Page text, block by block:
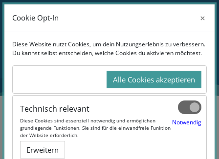
Zum Hauptinhalt
Website-Übersicht
Anmelden
Blöcke
Übersichtaller Kurse
Blöcke
Cookie Opt-In ×
Diese Website nutzt Cookies, um dein Nutzungserlebnis zu verbessern.
Du kannst selbst entscheiden, welche Cookies du aktivieren möchtest.
Alle Cookies akzeptieren
Technisch relevant
Diese Cookies sind essenziell notwendig und ermöglichen
grundlegende Funktionen. Sie sind für die einwandfreie Funktion
der Website erforderlich.
Notwendig
Erweitern
Cookie Opt-In ×
Diese Website nutzt Cookies, um dein Nutzungserlebnis zu verbessern.
Du kannst selbst entscheiden, welche Cookies du aktivieren möchtest.
Alle Cookies akzeptieren
Technisch relevant
Diese Cookies sind essenziell notwendig und ermöglichen
grundlegende Funktionen. Sie sind für die einwandfreie Funktion
der Website erforderlich.
Notwendig
Erweitern